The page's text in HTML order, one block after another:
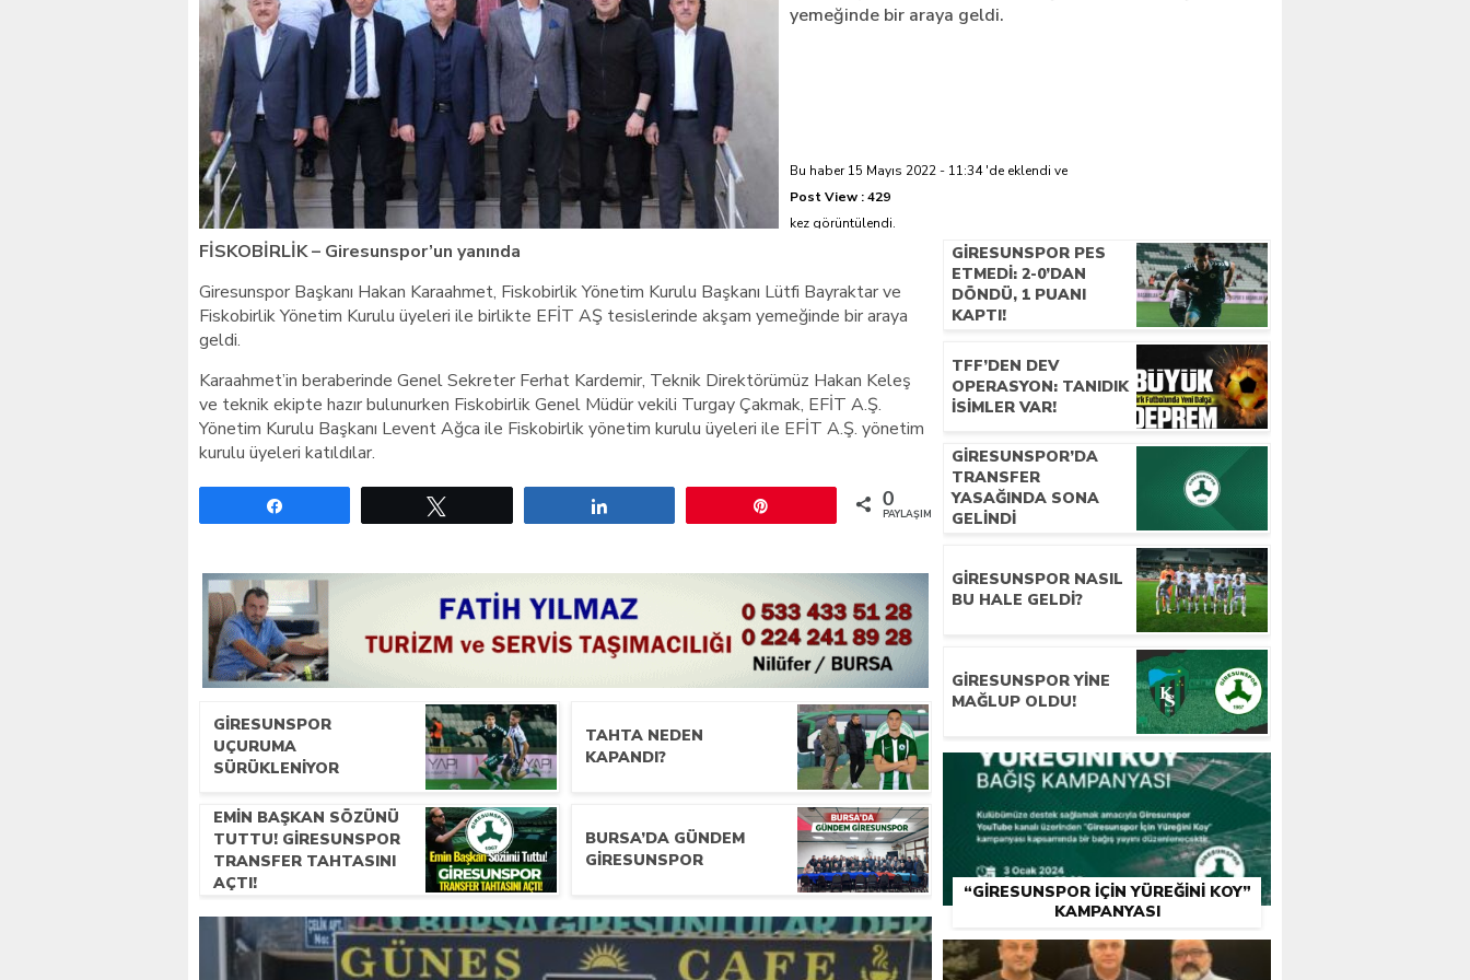
Giresunlu sürücü Orhangazi’de hayatını kaybetti
yemeğinde bir araya geldi.
Bu haber 15 Mayıs 2022 - 11:34 'de eklendi ve
Post View :429
kez görüntülendi.
FİSKOBİRLİK – Giresunspor’un yanında
Giresunspor Başkanı Hakan Karaahmet, Fiskobirlik Yönetim Kurulu Başkanı Lütfi Bayraktar ve
Fiskobirlik Yönetim Kurulu üyeleri ile birlikte EFİT AŞ tesislerinde akşam yemeğinde bir araya
geldi.
Karaahmet’in beraberinde Genel Sekreter Ferhat Kardemir, Teknik Direktörümüz Hakan Keleş
ve teknik ekipte hazır bulunurken Fiskobirlik Genel Müdür vekili Turgay Çakmak, EFİT A.Ş.
Yönetim Kurulu Başkanı Levent Ağca ile Fiskobirlik yönetim kurulu üyeleri ile EFİT A.Ş. yönetim
kurulu üyeleri katıldılar.
0
PAYLAŞIMLAR
GIRESUNSPOR
UÇURUMA
SÜRÜKLENIYOR
TAHTA NEDEN
KAPANDI?
EMIN BAŞKAN SÖZÜNÜ
TUTTU! GIRESUNSPOR
TRANSFER TAHTASINI
AÇTI!
BURSA’DA GÜNDEM
GIRESUNSPOR
GIRESUNSPOR PES
ETMEDI: 2-0’DAN
DÖNDÜ, 1 PUANI
KAPTI!
TFF’DEN DEV
OPERASYON: TANIDIK
İSIMLER VAR!
GIRESUNSPOR’DA
TRANSFER
YASAĞINDA SONA
GELINDI
GIRESUNSPOR NASIL
BU HALE GELDI?
GIRESUNSPOR YINE
MAĞLUP OLDU!
“GIRESUNSPOR İÇIN YÜREĞINI KOY”
KAMPANYASI